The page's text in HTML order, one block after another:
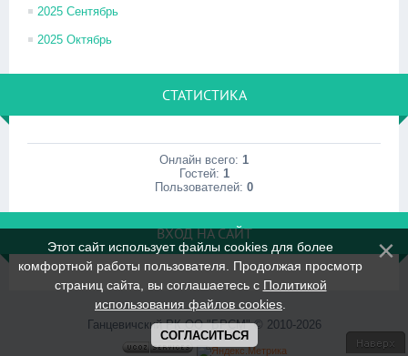
2025 Сентябрь
2025 Октябрь
СТАТИСТИКА
Онлайн всего: 1
Гостей: 1
Пользователей: 0
ВХОД НА САЙТ
Ганцевичский РК ОО "БРСМ" © 2010-2026
Этот сайт использует файлы cookies для более
комфортной работы пользователя. Продолжая просмотр
страниц сайта, вы соглашаетесь с Политикой
использования файлов cookies
СОГЛАСИТЬСЯ